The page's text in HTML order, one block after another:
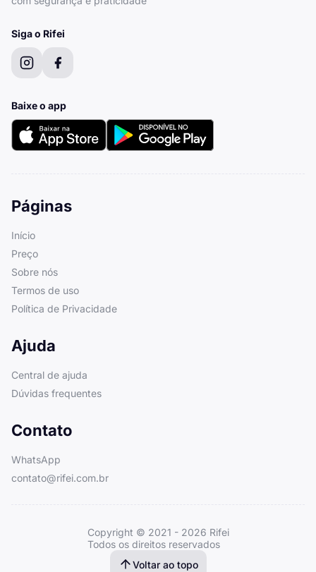
Siga o Rifei
Baixe o app
Páginas
Início
Preço
Sobre nós
Termos de uso
Política de Privacidade
Ajuda
Central de ajuda
Dúvidas frequentes
Contato
WhatsApp
contato@rifei.com.br
Copyright © 2021 - 2026 Rifei
Todos os direitos reservados
Voltar ao topo